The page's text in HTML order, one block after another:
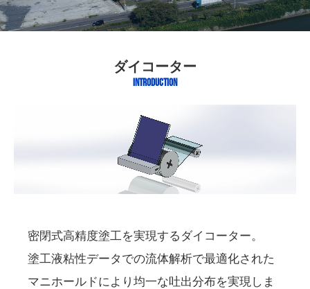
ダイコーター
INTRODUCTION
密閉式高精度塗工を実現するダイコーター。
塗工液粘性データでの流体解析で最適化された
マニホールドにより均一な吐出分布を実現しま